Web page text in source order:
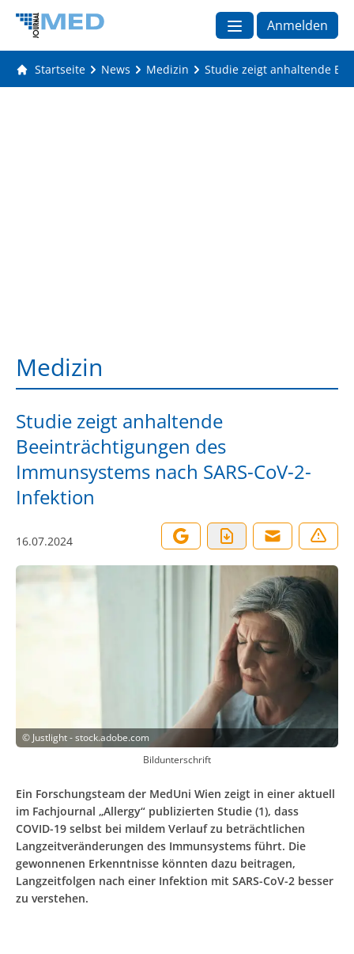
Anmelden
Startseite News Medizin Studie zeigt anhaltende
Medizin
Studie zeigt anhaltende
Beeinträchtigungen des
Immunsystems nach SARS-CoV-2-
Infektion
16.07.2024
© Justlight - stock.adobe.com
Bildunterschrift
Ein Forschungsteam der MedUni Wien zeigt in einer aktuell
im Fachjournal „Allergy“ publizierten Studie (1), dass
COVID-19 selbst bei mildem Verlauf zu beträchtlichen
Langzeitveränderungen des Immunsystems führt. Die
gewonnenen Erkenntnisse könnten dazu beitragen,
Langzeitfolgen nach einer Infektion mit SARS-CoV-2 besser
zu verstehen.